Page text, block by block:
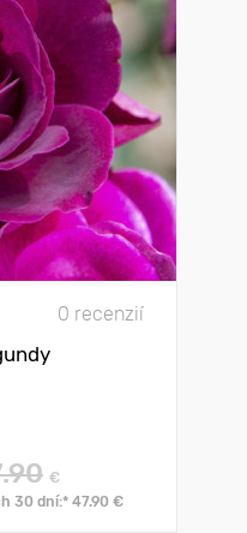
0 recenzií
€
30 dní:* 47.90 €